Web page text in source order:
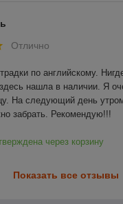
Отлично
по английскому.
нашла в наличии. Я
На следующий день
забрать. Рекомендую!!!
через корзину
Показать все отзывы